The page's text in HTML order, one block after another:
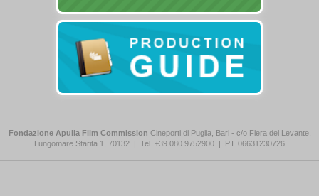
Fondazione Apulia Film Commission Cineporti di Puglia, Bari - c/o Fiera del Levante,
Lungomare Starita 1, 70132 | Tel. +39.080.9752900 | P.I. 06631230726